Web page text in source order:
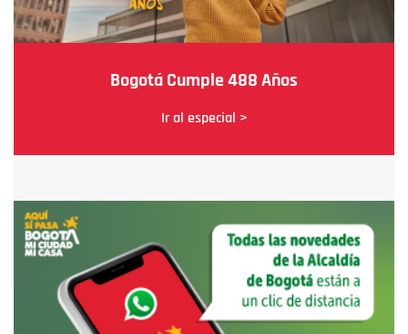
Bogotá Cumple 488 Años
Ir al especial >